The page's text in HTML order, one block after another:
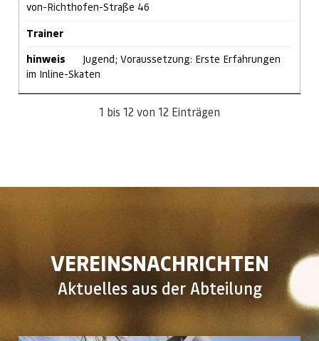
von-Richthofen-Straße 46
Trainer
hinweis
Jugend; Voraussetzung: Erste Erfahrungen
im Inline-Skaten
1 bis 12 von 12 Einträgen
VEREINSNACHRICHTEN
Aktuelles aus der Abteilung